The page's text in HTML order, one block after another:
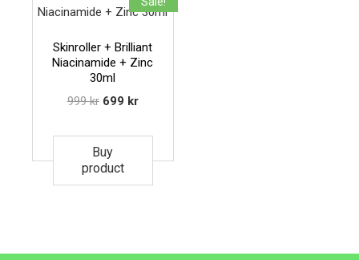
Skinroller + Brilliant
Niacinamide + Zinc
30ml
999kr 699 kr
Buy
product